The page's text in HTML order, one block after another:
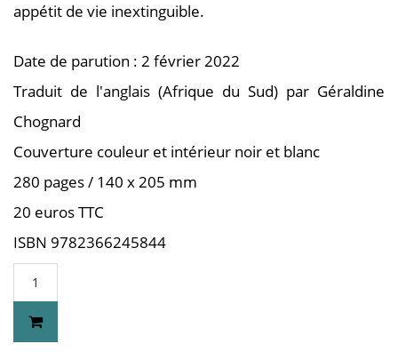
appétit de vie inextinguible.
Date de parution : 2 février 2022
Traduit de l'anglais (Afrique du Sud) par Géraldine
Chognard
Couverture couleur et intérieur noir et blanc
280 pages / 140 x 205 mm
20 euros TTC
ISBN 9782366245844